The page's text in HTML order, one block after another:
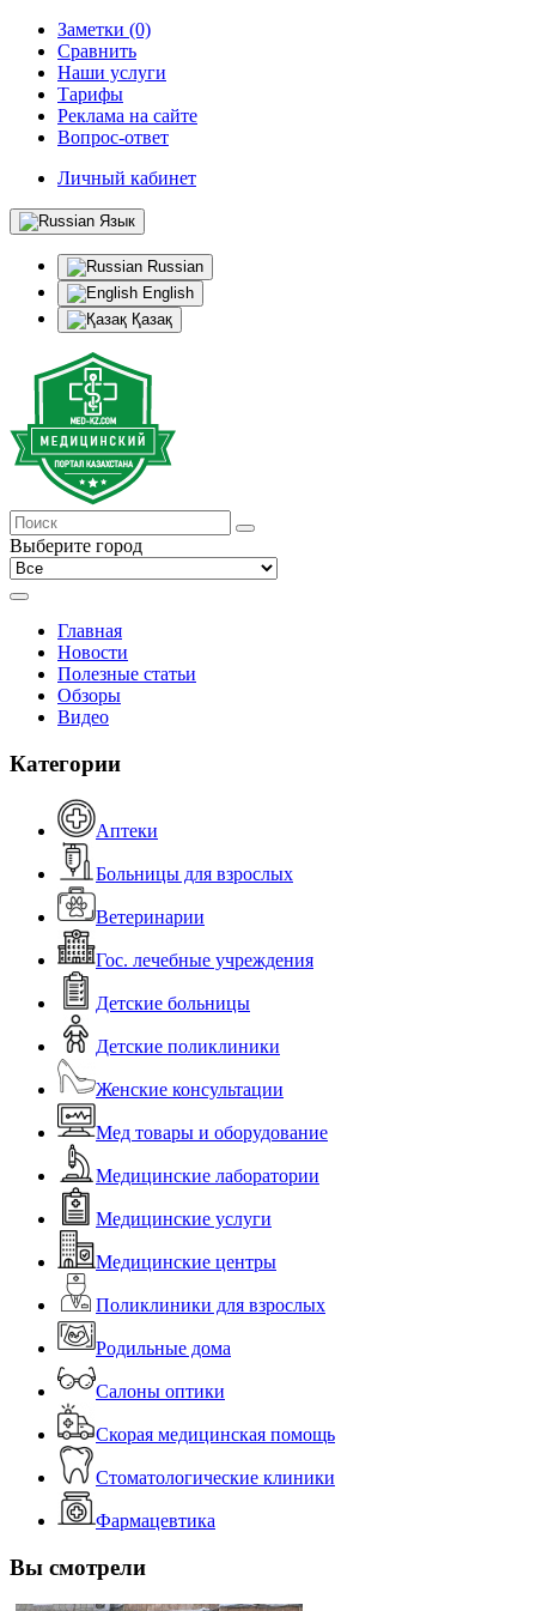
Заметки (0)
Сравнить
Наши услуги
Тарифы
Реклама на сайте
Вопрос-ответ
Личный кабинет
Язык
Russian
English
Қазақ
Выберите город
Главная
Новости
Полезные статьи
Обзоры
Видео
Категории
Аптеки
Больницы для взрослых
Ветеринарии
Гос. лечебные учреждения
Детские больницы
Детские поликлиники
Женские консультации
Мед товары и оборудование
Медицинские лаборатории
Медицинские услуги
Медицинские центры
Поликлиники для взрослых
Родильные дома
Салоны оптики
Скорая медицинская помощь
Стоматологические клиники
Фармацевтика
Вы смотрели